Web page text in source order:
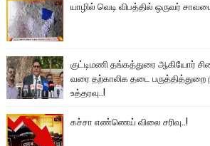
யாழில் வெடி விபத்தில் ஒருவர்
குட்டிமணி தங்கத்துரை ஆகியோர்
வரை தற்காலிக தடை
உத்தரவு..!
கச்சா எண்ணெய் விலை சரிவு..!